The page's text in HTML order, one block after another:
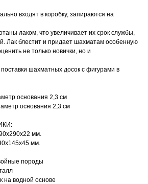
входят в коробку, запираются на
лаком, что увеличивает их срок службы,
Лак блестит и придает шахматам особенную
не только новички, но и
шахматных досок с фигурами в
основания 2,3 см
основания 2,3 см
мм.
мм.
породы
на водной основе